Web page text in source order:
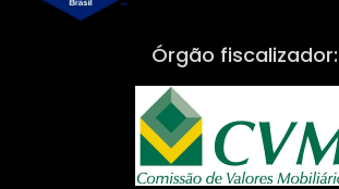
Órgão fiscalizador: